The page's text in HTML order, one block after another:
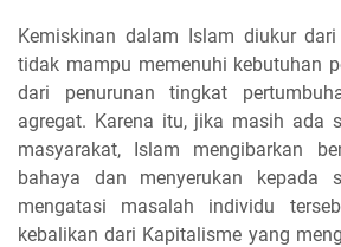
Kemiskinan dalam Islam diukur
tidak mampu memenuhi kebutuhan
dari penurunan tingkat
agregat. Karena itu, jika masih ada
masyarakat, Islam mengibarkan
bahaya dan menyerukan kepada
mengatasi masalah individu
kebalikan dari Kapitalisme yang